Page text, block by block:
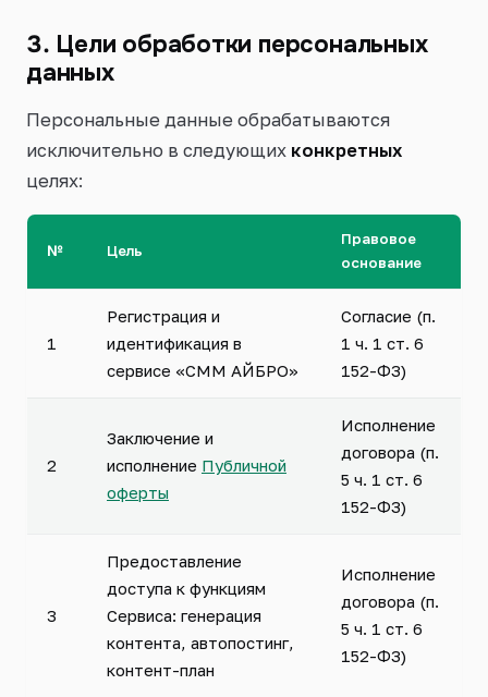
3. Цели обработки персональных
данных
Персональные данные обрабатываются
исключительно в следующих конкретных
целях:
№ Цель
Правовое
основание
1
Регистрация и
идентификация в
сервисе «СММ АЙБРО»
Согласие (п.
1 ч. 1 ст. 6
152-ФЗ)
2
Заключение и
исполнение Публичной
оферты
Исполнение
договора (п.
5 ч. 1 ст. 6
152-ФЗ)
3
Предоставление
доступа к функциям
Сервиса: генерация
контента, автопостинг,
контент-план
Исполнение
договора (п.
5 ч. 1 ст. 6
152-ФЗ)